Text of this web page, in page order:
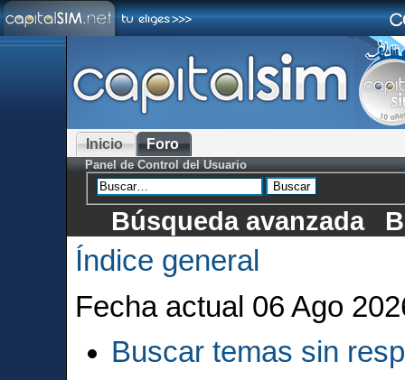
Inicio Foro
Panel de Control del Usuario
Búsqueda avanzada
Índice general
Fecha actual 06 Ago
Buscar temas sin